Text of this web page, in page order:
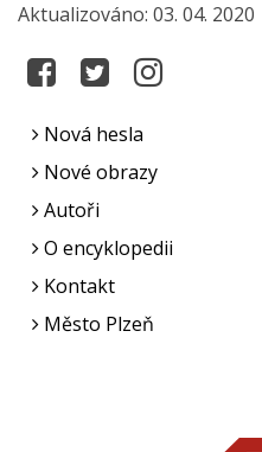
Aktualizováno: 03. 04. 2020
Nová hesla
Nové obrazy
Autoři
O encyklopedii
Kontakt
Město Plzeň